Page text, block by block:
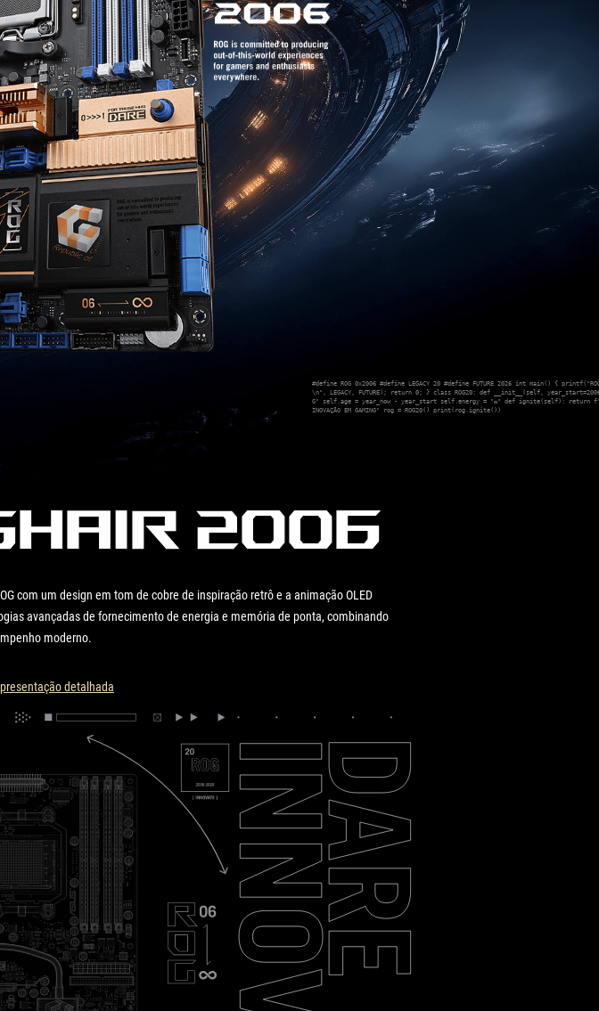
#define ROG 0x2006 #define LEGACY 20 #define FUTURE 2026 int main() {
\n", LEGACY, FUTURE); return 0; } class ROG20: def __init__(self,
G" self.age = year_now - year_start self.energy = "∞" def ignite(self): return
INOVAÇÃO EM GAMING" rog = ROG20() print(rog.ignite())
2006
com um design em tom de cobre de inspiração retrô e a animação OLED
avançadas de fornecimento de energia e memória de ponta, combinando
moderno.
detalhada